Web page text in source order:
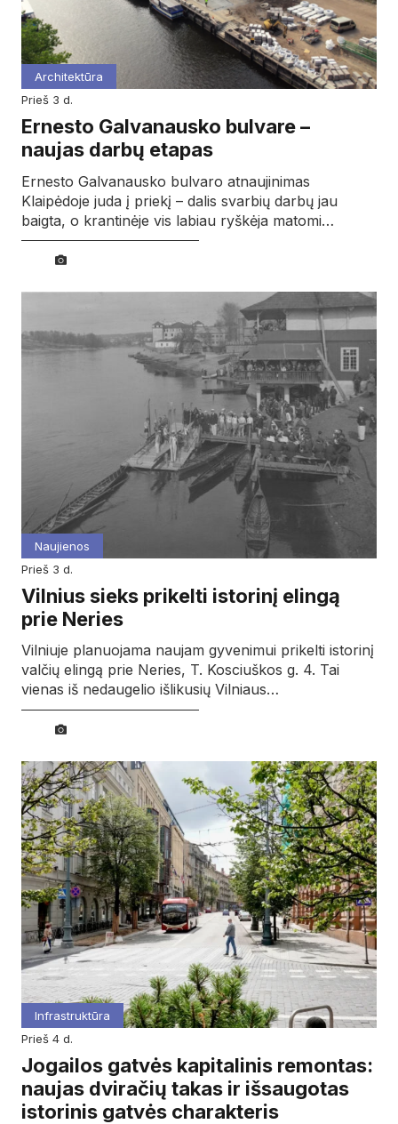
Architektūra
prieš 3 d.
Ernesto Galvanausko bulvare –
naujas darbų etapas
Ernesto Galvanausko bulvaro atnaujinimas
Klaipėdoje juda į priekį – dalis svarbių darbų jau
baigta, o krantinėje vis labiau ryškėja matomi…
Naujienos
prieš 3 d.
Vilnius sieks prikelti istorinį elingą
prie Neries
Vilniuje planuojama naujam gyvenimui prikelti istorinį
valčių elingą prie Neries, T. Kosciuškos g. 4. Tai
vienas iš nedaugelio išlikusių Vilniaus…
Infrastruktūra
prieš 4 d.
Jogailos gatvės kapitalinis remontas:
naujas dviračių takas ir išsaugotas
istorinis gatvės charakteris